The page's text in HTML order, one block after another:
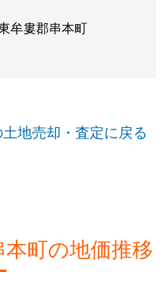
牟婁郡串本町
地売却・査定に戻る
町の地価推移